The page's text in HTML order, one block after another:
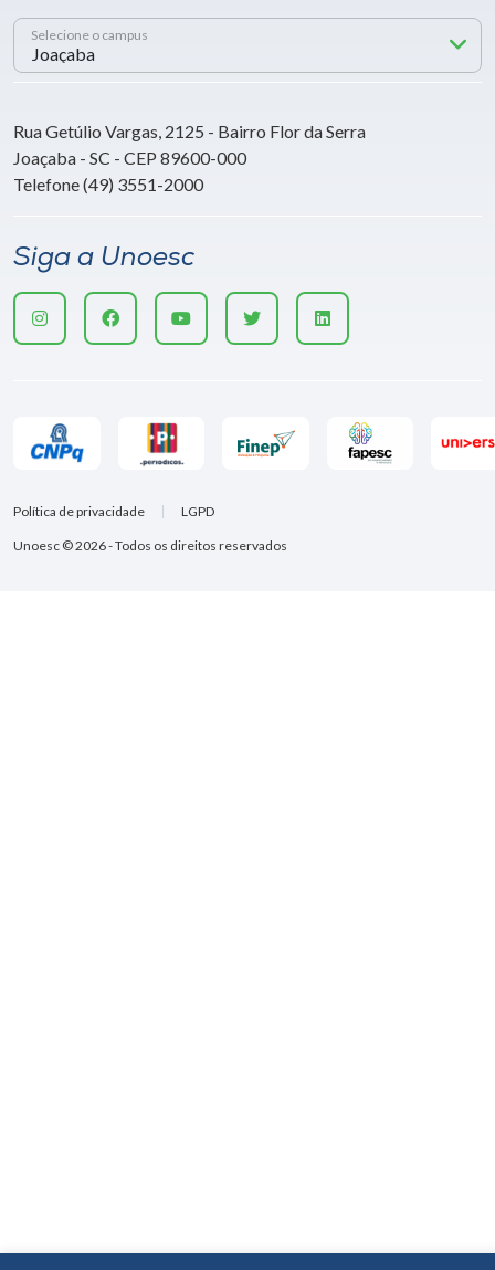
Selecione o campus
Rua Getúlio Vargas, 2125 - Bairro Flor da Serra
Joaçaba - SC - CEP 89600-000
Telefone (49) 3551-2000
Siga a Unoesc
Unoesc © 2026 - Todos os direitos reservados
Política de privacidade LGPD